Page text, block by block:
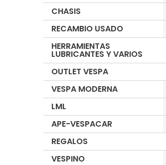
CHASIS
RECAMBIO USADO
HERRAMIENTAS
LUBRICANTES Y VARIOS
OUTLET VESPA
VESPA MODERNA
LML
APE-VESPACAR
REGALOS
VESPINO